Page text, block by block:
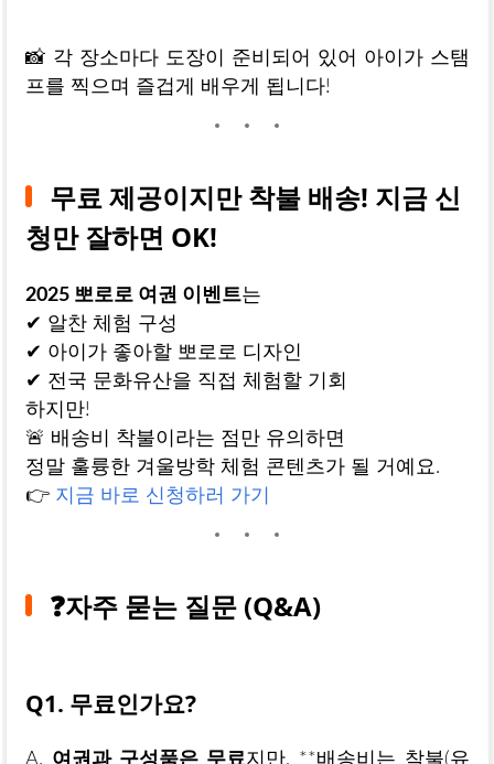
📸 각 장소마다 도장이 준비되어 있어 아이가 스탬
프를 찍으며 즐겁게 배우게 됩니다!
무료 제공이지만 착불 배송! 지금 신
청만 잘하면 OK!
2025 뽀로로 여권 이벤트는
✔ 알찬 체험 구성
✔ 아이가 좋아할 뽀로로 디자인
✔ 전국 문화유산을 직접 체험할 기회
하지만!
🚨 배송비 착불이라는 점만 유의하면
정말 훌륭한 겨울방학 체험 콘텐츠가 될 거예요.
👉 지금 바로 신청하러 가기
❓자주 묻는 질문 (Q&A)
Q1. 무료인가요?
A. 여권과 구성품은 무료지만, **배송비는 착불(유